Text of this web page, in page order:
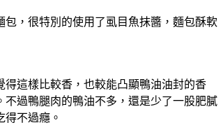
，很特別的使用了虱目魚抹醬，麵包酥軟
這樣比較香，也較能凸顯鴨油油封的香
過鴨腿肉的鴨油不多，還是少了一股肥膩
不過癮。